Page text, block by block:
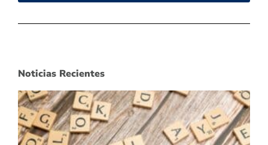
Noticias Recientes